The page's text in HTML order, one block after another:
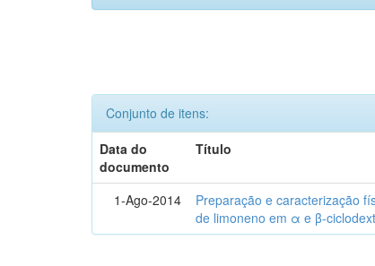
Conjunto de itens:
Data do
documento
Título
1-Ago-2014
Preparação e caracterização
de limoneno em α e β-